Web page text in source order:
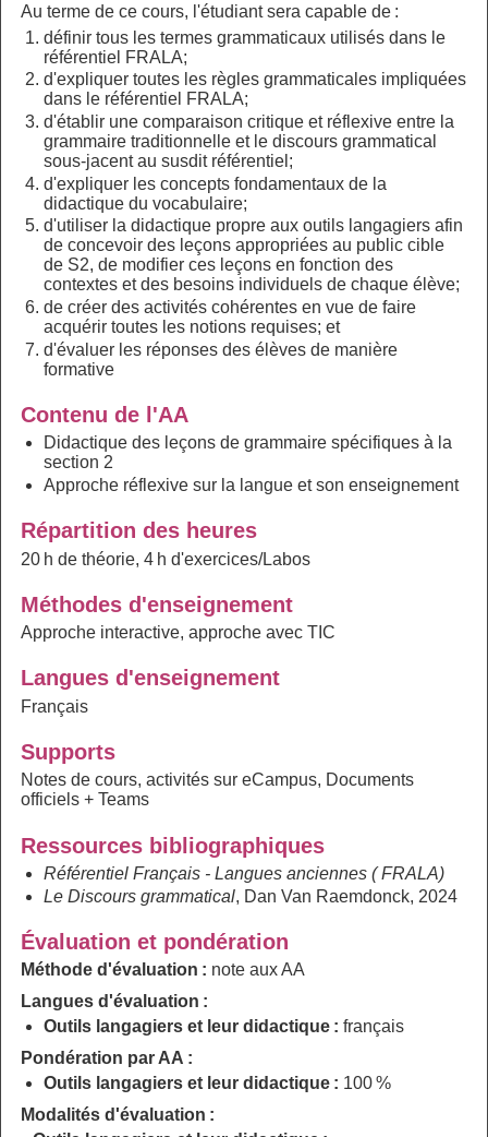
Au terme de ce cours, l'étudiant sera capable de :
définir tous les termes grammaticaux utilisés dans le
référentiel FRALA;
d'expliquer toutes les règles grammaticales impliquées
dans le référentiel FRALA;
d'établir une comparaison critique et réflexive entre la
grammaire traditionnelle et le discours grammatical
sous-jacent au susdit référentiel;
d'expliquer les concepts fondamentaux de la
didactique du vocabulaire;
d'utiliser la didactique propre aux outils langagiers afin
de concevoir des leçons appropriées au public cible
de S2, de modifier ces leçons en fonction des
contextes et des besoins individuels de chaque élève;
de créer des activités cohérentes en vue de faire
acquérir toutes les notions requises; et
d'évaluer les réponses des élèves de manière
formative
Contenu de l'AA
Didactique des leçons de grammaire spécifiques à la
section 2
Approche réflexive sur la langue et son enseignement
Répartition des heures
20 h de théorie, 4 h d'exercices/Labos
Méthodes d'enseignement
Approche interactive, approche avec TIC
Langues d'enseignement
Français
Supports
Notes de cours, activités sur eCampus, Documents
officiels + Teams
Ressources bibliographiques
Référentiel Français - Langues anciennes ( FRALA)
Le Discours grammatical, Dan Van Raemdonck, 2024
Évaluation et pondération
Méthode d'évaluation : note aux AA
Langues d'évaluation :
Outils langagiers et leur didactique :français
Pondération par AA :
Outils langagiers et leur didactique : 100 %
Modalités d'évaluation :